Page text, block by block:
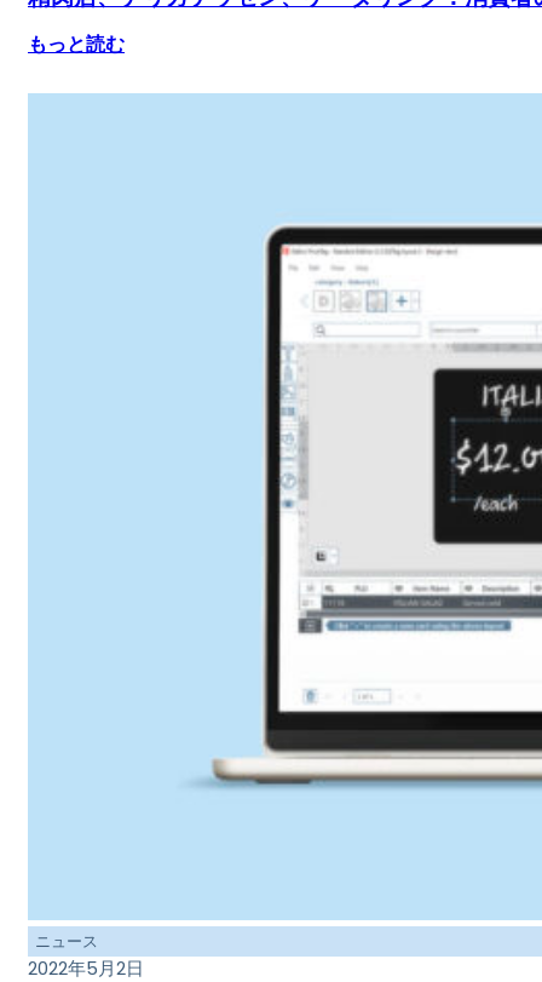
もっと読む
ニュース
2022年5月2日